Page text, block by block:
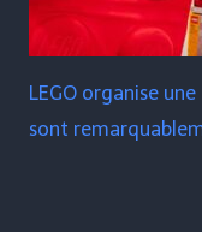
LEGO organise
sont